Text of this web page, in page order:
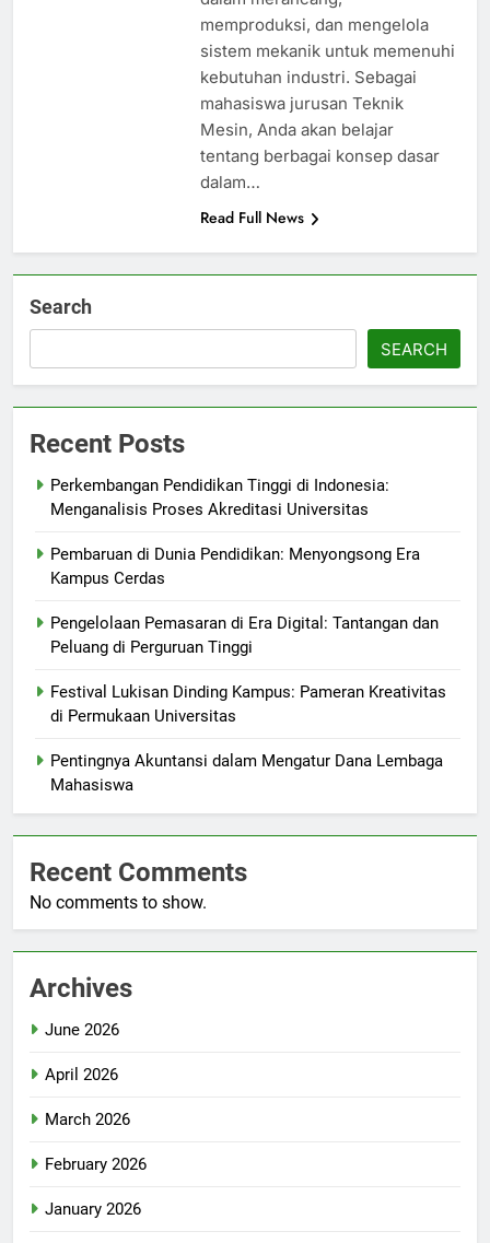
memproduksi, dan mengelola
sistem mekanik untuk memenuhi
kebutuhan industri. Sebagai
mahasiswa jurusan Teknik
Mesin, Anda akan belajar
tentang berbagai konsep dasar
dalam…
Read Full News
Search
SEARCH
Recent Posts
Perkembangan Pendidikan Tinggi di Indonesia:
Menganalisis Proses Akreditasi Universitas
Pembaruan di Dunia Pendidikan: Menyongsong Era
Kampus Cerdas
Pengelolaan Pemasaran di Era Digital: Tantangan dan
Peluang di Perguruan Tinggi
Festival Lukisan Dinding Kampus: Pameran Kreativitas
di Permukaan Universitas
Pentingnya Akuntansi dalam Mengatur Dana Lembaga
Mahasiswa
Recent Comments
No comments to show.
Archives
June 2026
April 2026
March 2026
February 2026
January 2026